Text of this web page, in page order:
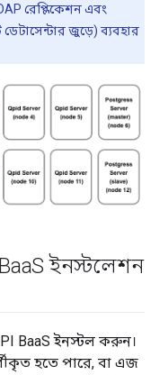
রেপ্লিকেশন এবং
ডেটাসেন্টার জুড়ে) ব্যবহার
S ইনস্টলেশন
BaaS ইনস্টল করুন।
হতে পারে, বা এজ